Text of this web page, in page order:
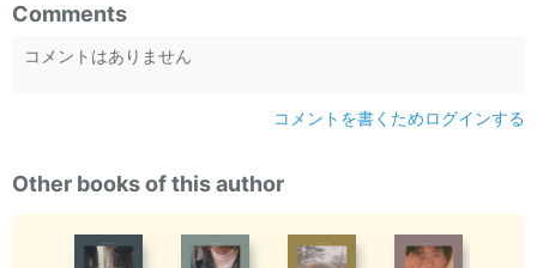
Comments
コメントはありません
コメントを書くためログインする
Other books of this author